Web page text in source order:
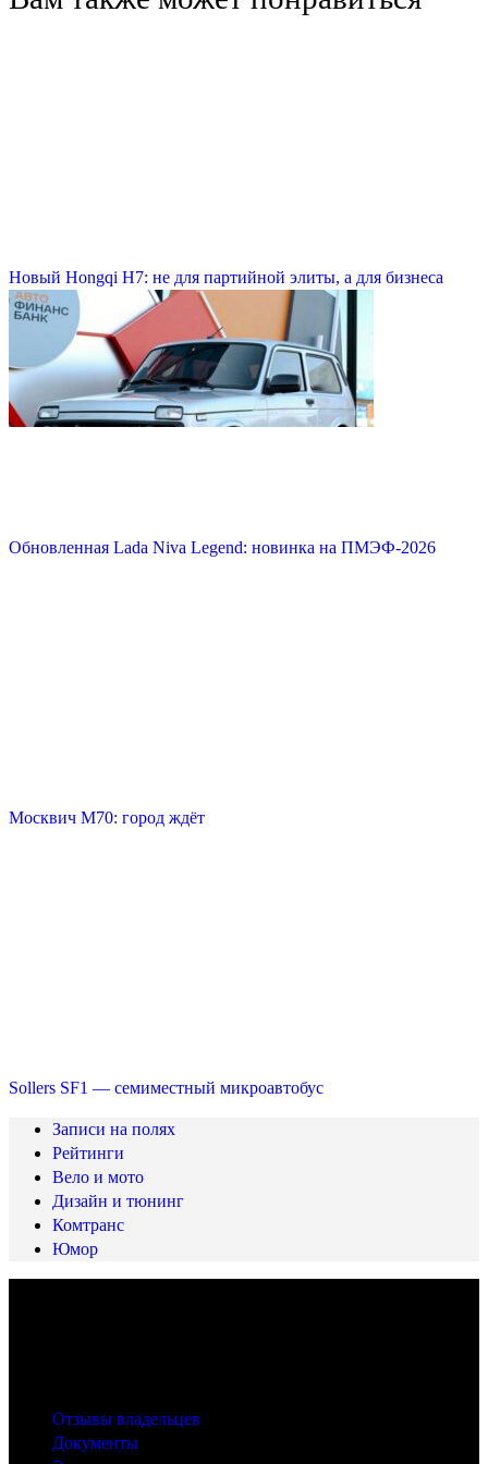
Новый Hongqi H7: не для партийной элиты, а для бизнеса
Обновленная Lada Niva Legend: новинка на ПМЭФ-2026
Москвич М70: город ждёт
Sollers SF1 — семиместный микроавтобус
Записи на полях
Рейтинги
Вело и мото
Дизайн и тюнинг
Комтранс
Юмор
Отзывы владельцев
Документы